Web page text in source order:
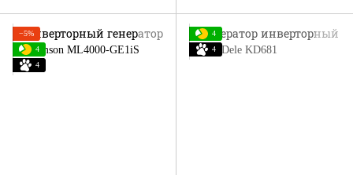
−5%
4
4
4
4